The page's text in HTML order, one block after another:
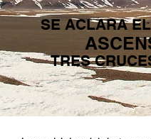
SE ACLARA
TRES